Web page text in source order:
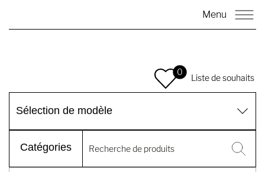
Menu
Sélection de modèle
Catégories
0
Liste de souhaits